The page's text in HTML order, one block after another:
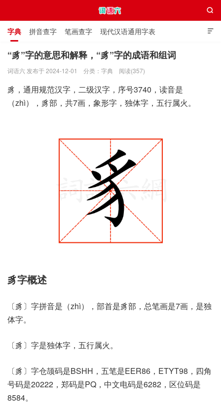

字典 拼音查字 笔画查字 现代汉语通用字表
通用规范汉字表 叠字大全 独体字大全 极简英语词典

“豸”字的意思和解释，“豸”字的成语和组词
词语六 发布于 2024-12-01 分类： 字典 阅读(357)
豸，通用规范汉字，二级汉字，序号3740，读音是
（zhì），豸部，共7画，象形字，独体字，五行属火。
豸字概述
〔豸〕字拼音是（zhì），部首是豸部，总笔画是7画，是独
体字。
〔豸〕字是独体字，五行属火。
〔豸〕字仓颉码是BSHH，五笔是EER86，ETYT98，四角
号码是20222，郑码是PQ，中文电码是6282，区位码是
8584。